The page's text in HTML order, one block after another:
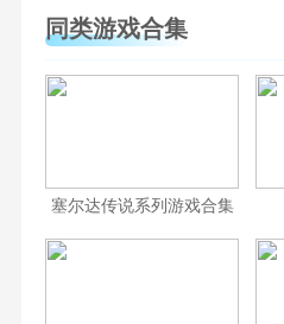
同类游戏合集
塞尔达传说系列游戏合集